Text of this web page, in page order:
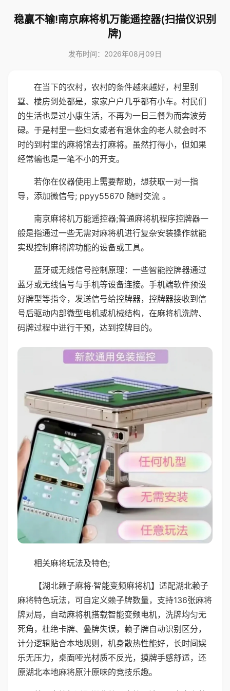
稳赢不输!南京麻将机万能遥控器(扫描仪识别
牌)
发布时间：2026年08月09日
在当下的农村，农村的条件越来越好，村里别
墅、楼房到处都是，家家户户几乎都有小车。村民们
的生活也是过小康生活，不再为一日三餐为而奔波劳
碌。于是村里一些妇女或者有退休金的老人就会时不
时的到村里的麻将馆去打麻将。虽然打得小，但如果
经常输也是一笔不小的开支。
若你在仪器使用上需要帮助，想获取一对一指
导，添加微信号; ppyy55670 随时交流 。
南京麻将机万能遥控器;普通麻将机程序控牌器一
般是指通过一些无需对麻将机进行复杂安装操作就能
实现控制麻将牌功能的设备或工具。
蓝牙或无线信号控制原理：一些智能控牌器通过
蓝牙或无线信号与手机等设备连接。手机端软件预设
好牌型等指令，发送信号给控牌器，控牌器接收到信
号后驱动内部微型电机或机械结构，在麻将机洗牌、
码牌过程中进行干预，达到控牌目的。
相关麻将玩法及特色;
【湖北赖子麻将·智能变频麻将机】适配湖北赖子
麻将特色玩法，可自定义赖子牌数量，支持136张麻将
牌对局，自动麻将机搭载智能变频电机，洗牌均匀无
死角，杜绝卡牌、叠牌失误，赖子牌自动识别区分，
计分逻辑贴合本地规则，机身散热性能好，长时间娱
乐无压力，桌面哑光材质不反光，摸牌手感舒适，还
原湖北本地麻将原汁原味的竞技乐趣。